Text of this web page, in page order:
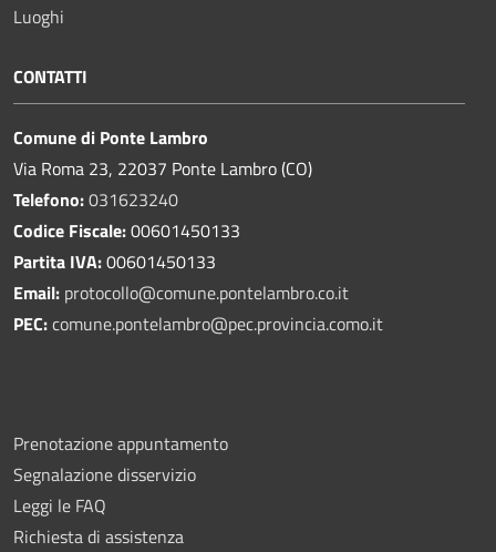
Luoghi
CONTATTI
Comune di Ponte Lambro
Via Roma 23, 22037 Ponte Lambro (CO)
Telefono:031623240
Codice Fiscale:00601450133
Partita IVA:00601450133
Email: protocollo@comune.pontelambro.co.it
PEC:comune.pontelambro@pec.provincia.como.it
Prenotazione appuntamento
Segnalazione disservizio
Leggi le FAQ
Richiesta di assistenza